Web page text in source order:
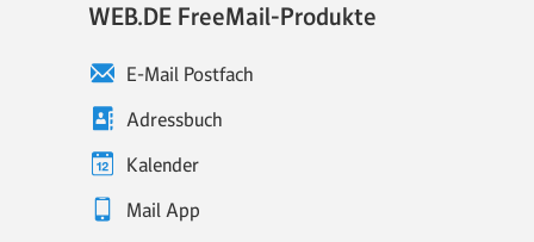
WEB.DE FreeMail-Produkte
E-Mail Postfach
Adressbuch
Kalender
Mail App